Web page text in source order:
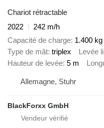
Chariot rétractable
2022
242 m/h
Capacité de charge 1.400 kg
Type de mât triplex Levée
Hauteur de levée 5 m
Allemagne, Stuhr
BlackForxx GmbH